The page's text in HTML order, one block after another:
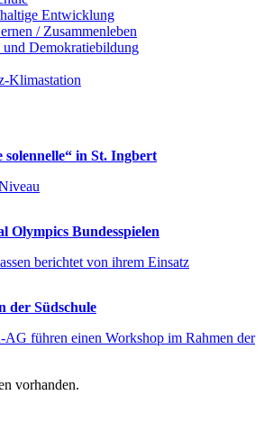
Entwicklung
/ Zusammenleben
und Demokratiebildung
Klimastation
solennelle“ in St. Ingbert
Olympics Bundesspielen
berichtet von ihrem Einsatz
der Südschule
AG führen einen Workshop im Rahmen der
vorhanden.